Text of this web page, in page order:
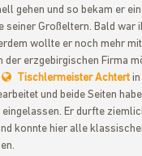
gehen und so bekam er
seiner Großeltern. Bald war
wollte er noch mehr
der erzgebirgischen Firma
Tischlermeister Achtert
und beide Seiten
Er durfte
konnte hier alle